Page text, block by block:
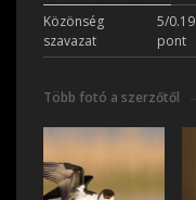
Közönség
szavazat
5/0.19
pont
Több fotó a szerzőtől